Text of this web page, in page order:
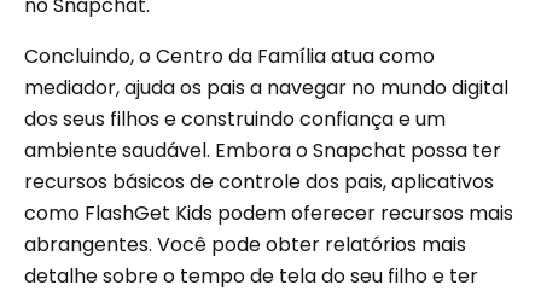
Concluindo, o Centro da Família atua como
mediador, ajuda os pais a navegar no mundo digital
dos seus filhos e construindo confiança e um
ambiente saudável. Embora o Snapchat possa ter
recursos básicos de controle dos pais, aplicativos
como FlashGet Kids podem oferecer recursos mais
abrangentes. Você pode obter relatórios mais
detalhe sobre o tempo de tela do seu filho e ter